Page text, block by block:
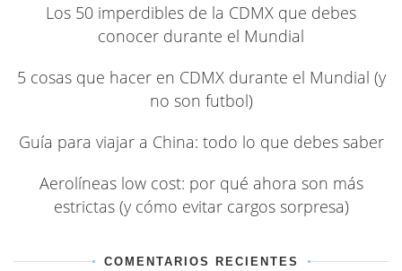
Los 50 imperdibles de la CDMX que debes
conocer durante el Mundial
5 cosas que hacer en CDMX durante el Mundial (y
no son futbol)
Guía para viajar a China: todo lo que debes saber
Aerolíneas low cost: por qué ahora son más
estrictas (y cómo evitar cargos sorpresa)
COMENTARIOS RECIENTES